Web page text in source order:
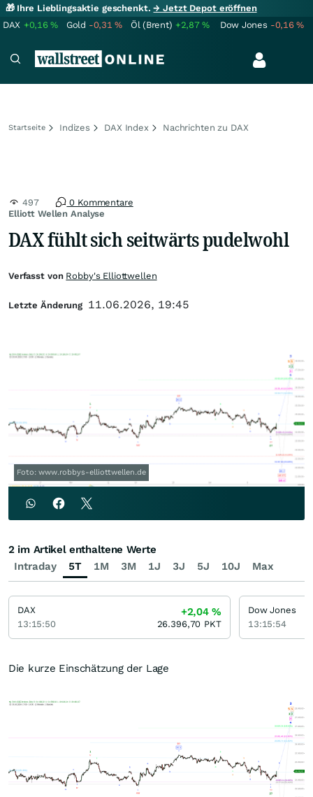
🎁 Ihre Lieblingsaktie geschenkt.→ Jetzt Depot eröffnen
DAX +0,16% Gold -0,31% Öl (Brent) +2,87% Dow Jones -0,16%
Startseite Indizes DAX Index Nachrichten zu DAX
Elliott Wellen Analyse
497 0 Kommentare
DAX fühlt sich seitwärts pudelwohl
Foto: www.robbys-elliottwellen.de
Die kurze Einschätzung der Lage
Verfasst von Robby's Elliottwellen
Letzte Änderung 11.06.2026, 19:45
Intraday 5T 1M 3M 1J 3J 5J 10J Max
2 im Artikel enthaltene Werte
DAX
13:15:50
+2,04%
26.396,70 PKT
Dow Jones
13:15:54